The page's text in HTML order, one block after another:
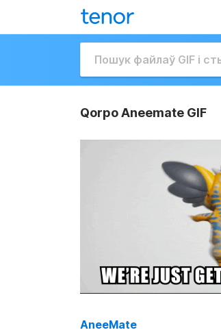
Qorpo Aneemate GIF
AneeMate